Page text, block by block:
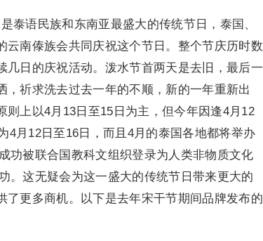
泰语民族和东南亚最盛大的传统节日，泰国、
南傣族会共同庆祝这个节日。整个节庆历时数
几日的庆祝活动。泼水节首两天是去旧，最后一
祈求洗去过去一年的不顺，新的一年重新出
上以4月13日至15日为主，但今年因逢4月12
4月12日至16日，而且4月的泰国各地都将举办
功被联合国教科文组织登录为人类非物质文化
。这无疑会为这一盛大的传统节日带来更大的
更多商机。以下是去年宋干节期间品牌发布的